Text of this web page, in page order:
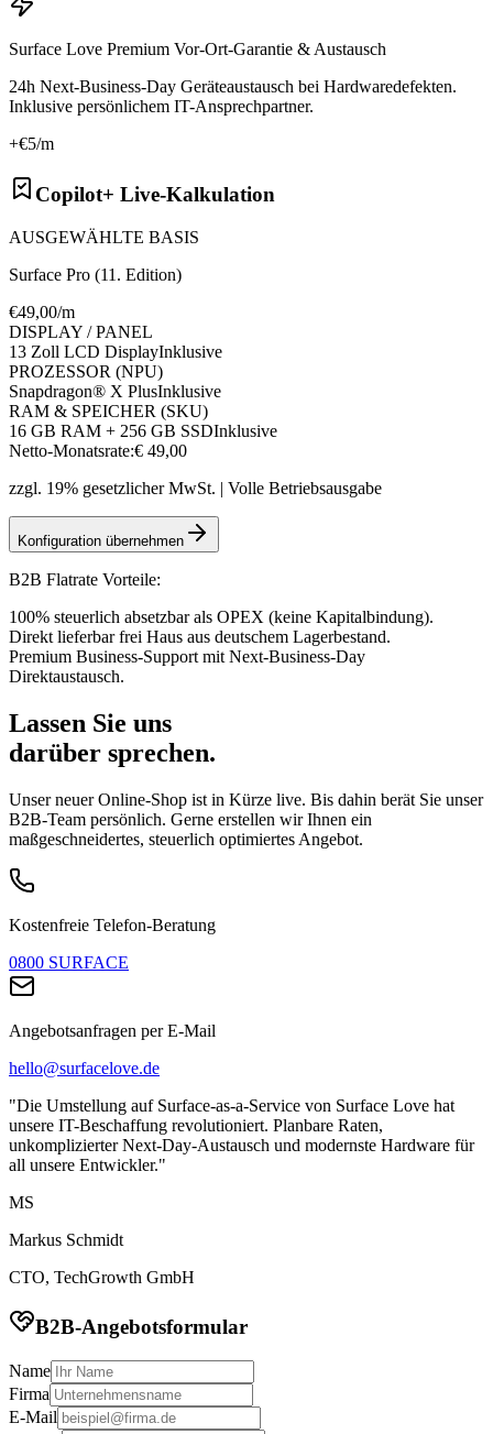
Surface Love Premium Vor-Ort-Garantie & Austausch
24h Next-Business-Day Geräteaustausch bei Hardwaredefekten.
Inklusive persönlichem IT-Ansprechpartner.
+€5/m
Copilot+ Live-Kalkulation
AUSGEWÄHLTE BASIS
Surface Pro (11. Edition)
€49,00/m
DISPLAY / PANEL
13 Zoll LCD DisplayInklusive
PROZESSOR (NPU)
Snapdragon® X PlusInklusive
RAM & SPEICHER (SKU)
16 GB RAM + 256 GB SSDInklusive
Netto-Monatsrate:€ 49,00
zzgl. 19% gesetzlicher MwSt. | Volle Betriebsausgabe
Konfiguration übernehmen
B2B Flatrate Vorteile:
100% steuerlich absetzbar als OPEX (keine Kapitalbindung).
Direkt lieferbar frei Haus aus deutschem Lagerbestand.
Premium Business-Support mit Next-Business-Day
Direktaustausch.
Lassen Sie uns
darüber sprechen.
Unser neuer Online-Shop ist in Kürze live. Bis dahin berät Sie unser
B2B-Team persönlich. Gerne erstellen wir Ihnen ein
maßgeschneidertes, steuerlich optimiertes Angebot.
Kostenfreie Telefon-Beratung
0800 SURFACE
Angebotsanfragen per E-Mail
hello@surfacelove.de
"Die Umstellung auf Surface-as-a-Service von Surface Love hat
unsere IT-Beschaffung revolutioniert. Planbare Raten,
unkomplizierter Next-Day-Austausch und modernste Hardware für
all unsere Entwickler."
MS
Markus Schmidt
CTO, TechGrowth GmbH
B2B-Angebotsformular
Name
Firma
E-Mail